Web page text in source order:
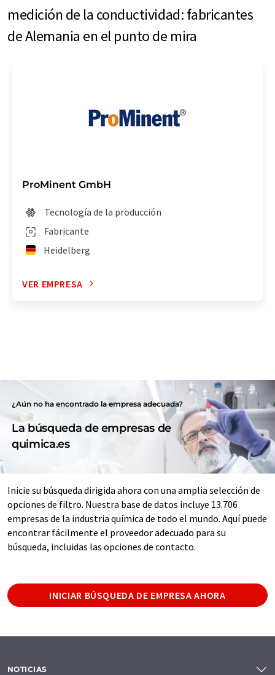
medición de la conductividad: fabricantes
de Alemania en el punto de mira
ProMinent GmbH
Tecnología de la producción
Fabricante
Heidelberg
VER EMPRESA
¿Aún no ha encontrado la empresa adecuada?
La búsqueda de empresas de
quimica.es
Inicie su búsqueda dirigida ahora con una amplia selección de
opciones de filtro. Nuestra base de datos incluye 13.706
empresas de la industria química de todo el mundo. Aquí puede
encontrar fácilmente el proveedor adecuado para su
búsqueda, incluidas las opciones de contacto.
INICIAR BÚSQUEDA DE EMPRESA AHORA
NOTICIAS